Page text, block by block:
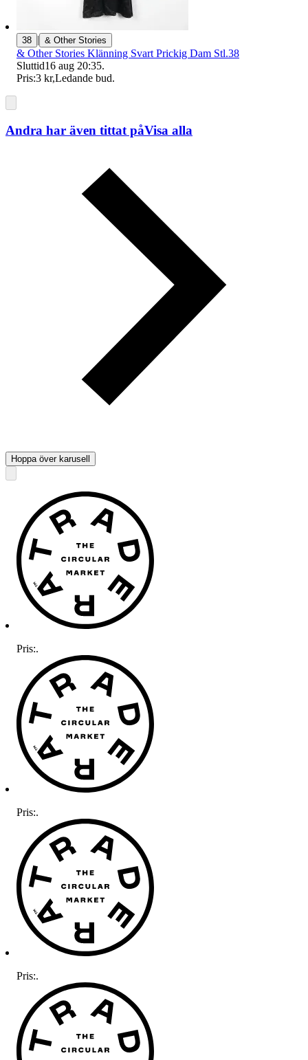
38 | & Other Stories
& Other Stories Klänning Svart Prickig Dam Stl.38
Sluttid16 aug 20:35.
Pris:3 kr,Ledande bud.
Andra har även tittat påVisa alla
Hoppa över karusell
Pris:.
Pris:.
Pris:.